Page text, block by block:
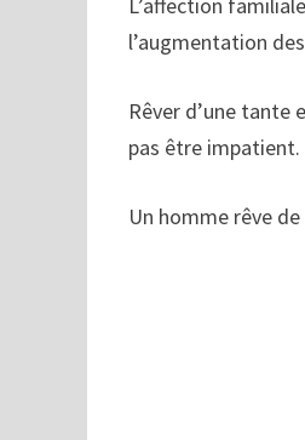
l’augmentation
Rêver d’une tante
pas être impatient.
Un homme rêve